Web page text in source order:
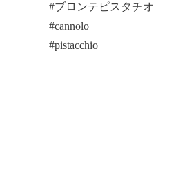
#ブロンテピスタチオ
#cannolo
#pistacchio